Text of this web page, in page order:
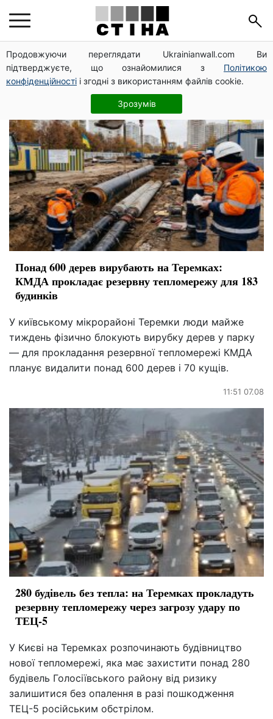
Продовжуючи переглядати Ukrainianwall.com Ви
підтверджуєте, що ознайомилися з Політикою
конфіденційності і згодні з використанням файлів cookie.
Зрозумів
КМДА
Понад 600 дерев вирубають на Теремках:
КМДА прокладає резервну тепломережу для 183
будинків
У київському мікрорайоні Теремки люди майже
тиждень фізично блокують вирубку дерев у парку
— для прокладання резервної тепломережі КМДА
планує видалити понад 600 дерев і 70 кущів.
11:51 07.08
280 будівель без тепла: на Теремках прокладуть
резервну тепломережу через загрозу удару по
ТЕЦ-5
У Києві на Теремках розпочинають будівництво
нової тепломережі, яка має захистити понад 280
будівель Голосіївського району від ризику
залишитися без опалення в разі пошкодження
ТЕЦ-5 російським обстрілом.